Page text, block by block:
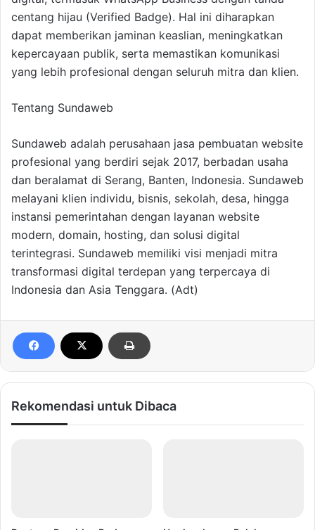
centang hijau (Verified Badge). Hal ini diharapkan
dapat memberikan jaminan keaslian, meningkatkan
kepercayaan publik, serta memastikan komunikasi
yang lebih profesional dengan seluruh mitra dan klien.
Tentang Sundaweb
Sundaweb adalah perusahaan jasa pembuatan website
profesional yang berdiri sejak 2017, berbadan usaha
dan beralamat di Serang, Banten, Indonesia. Sundaweb
melayani klien individu, bisnis, sekolah, desa, hingga
instansi pemerintahan dengan layanan website
modern, domain, hosting, dan solusi digital
terintegrasi. Sundaweb memiliki visi menjadi mitra
transformasi digital terdepan yang terpercaya di
Indonesia dan Asia Tenggara. (Adt)
Rekomendasi untuk Dibaca